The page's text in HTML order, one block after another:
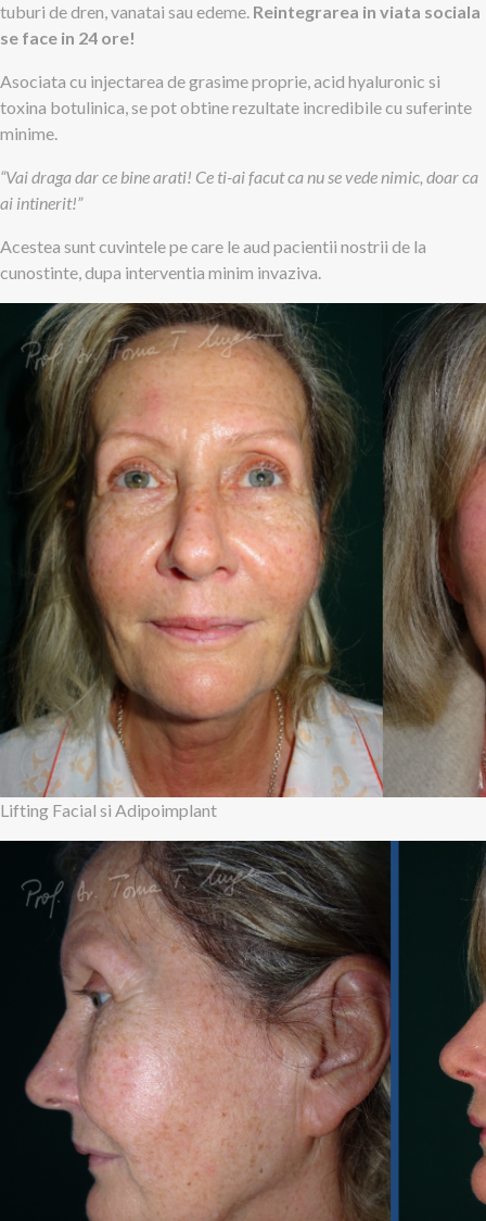
tuburi de dren, vanatai sau edeme. Reintegrarea in viata sociala
se face in 24 ore!
Asociata cu injectarea de grasime proprie, acid hyaluronic si
toxina botulinica, se pot obtine rezultate incredibile cu suferinte
minime.
“Vai draga dar ce bine arati! Ce ti-ai facut ca nu se vede nimic, doar ca
ai intinerit!”
Acestea sunt cuvintele pe care le aud pacientii nostrii de la
cunostinte, dupa interventia minim invaziva.
Lifting Facial si Adipoimplant